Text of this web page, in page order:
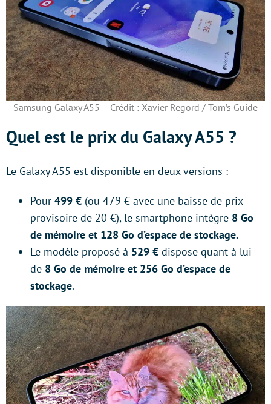
Samsung Galaxy A55 – Crédit : Xavier Regord / Tom’s Guide
Quel est le prix du Galaxy A55 ?
Le Galaxy A55 est disponible en deux versions :
Pour 499 € (ou 479 € avec une baisse de prix
provisoire de 20 €), le smartphone intègre 8 Go
de mémoire et 128 Go d’espace de stockage.
Le modèle proposé à 529 € dispose quant à lui
de 8 Go de mémoire et 256 Go d’espace de
stockage.